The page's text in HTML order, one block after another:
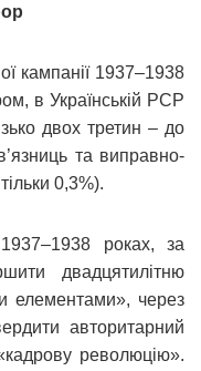
кампанії 1937–1938
в Українській РСР
двох третин – до
та виправно-
0,3%).
роках, за
двадцятилітню
елементами», через
авторитарний
революцію».